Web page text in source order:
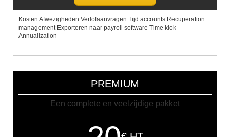
Kosten Afwezigheden Verlofaanvragen Tijd accounts Recuperation
management Exporteren naar payroll software Time klok
Annualization
PREMIUM
Een complete en veelzijdige pakket